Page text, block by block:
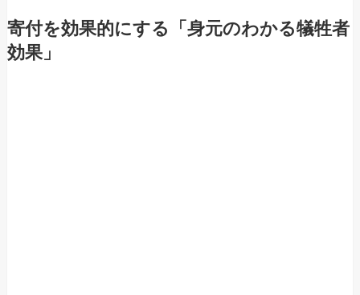
寄付を効果的にする「身元のわかる犠牲者
効果」